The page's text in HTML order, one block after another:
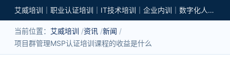
艾威培训｜职业认证培训｜IT技术培训｜企业内训｜数字化人才培养
当前位置： 艾威培训 资讯 新闻
项目群管理MSP认证培训课程的收益是什么